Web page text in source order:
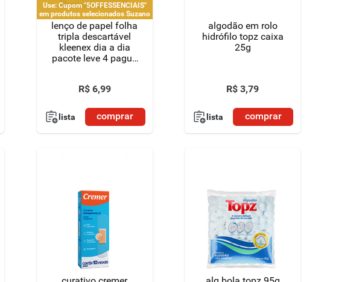
Use: Cupom "5OFFESSENCIAIS"
em produtos selecionados Suzano
lenço de papel folha
tripla descartável
kleenex dia a dia
pacote leve 4 pague
R$ 6,99
lista comprar
algodão em rolo
hidrófilo topz caixa
25g
R$ 3,79
lista comprar